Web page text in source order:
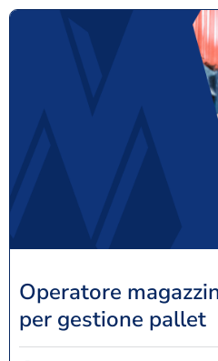
Operatore
per gestione pallet